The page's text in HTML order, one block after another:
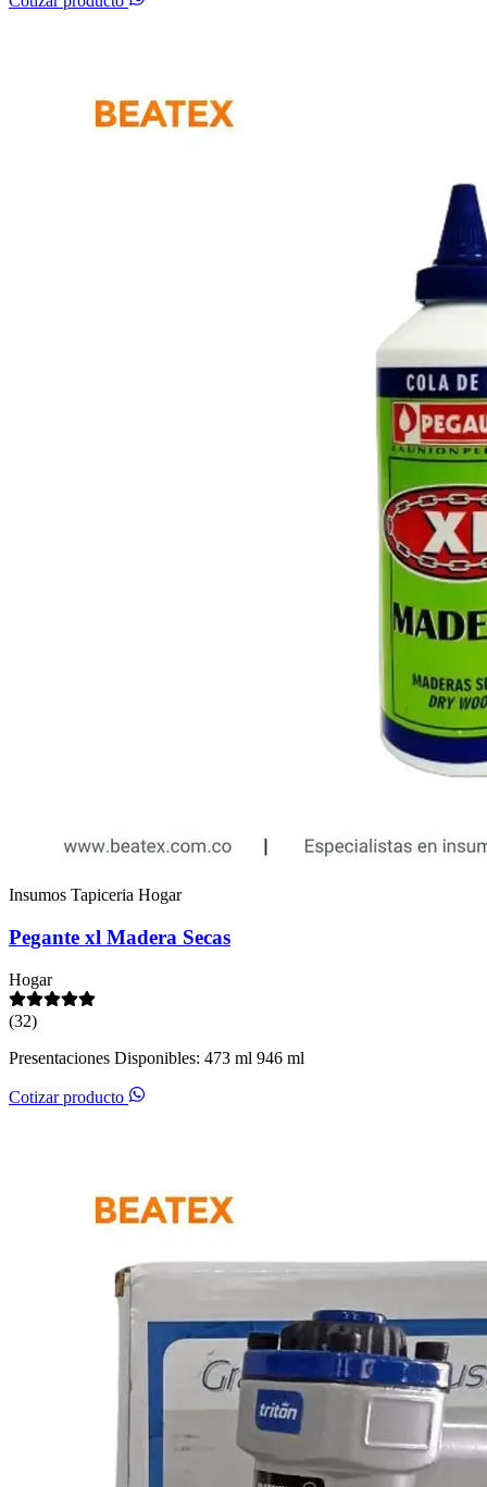
Insumos Tapiceria Hogar
Pegante xl Madera Secas
Hogar
(32)
Presentaciones Disponibles: 473 ml 946 ml
Cotizar producto